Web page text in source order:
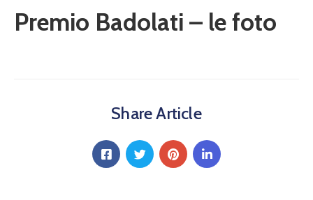
Premio Badolati – le foto
Share Article